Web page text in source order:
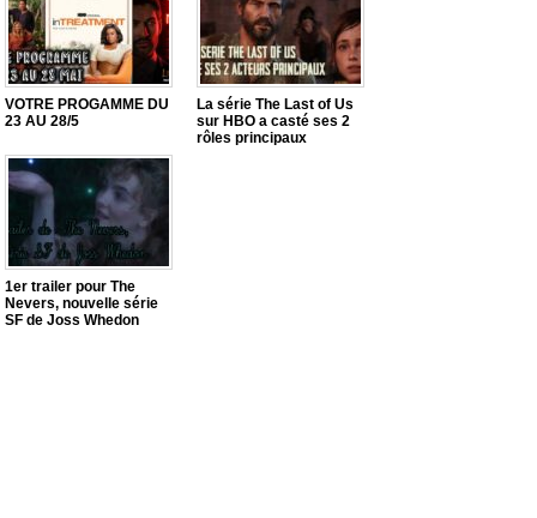
VOTRE PROGAMME DU
23 AU 28/5
La série The Last of Us
sur HBO a casté ses 2
rôles principaux
1er trailer pour The
Nevers, nouvelle série
SF de Joss Whedon